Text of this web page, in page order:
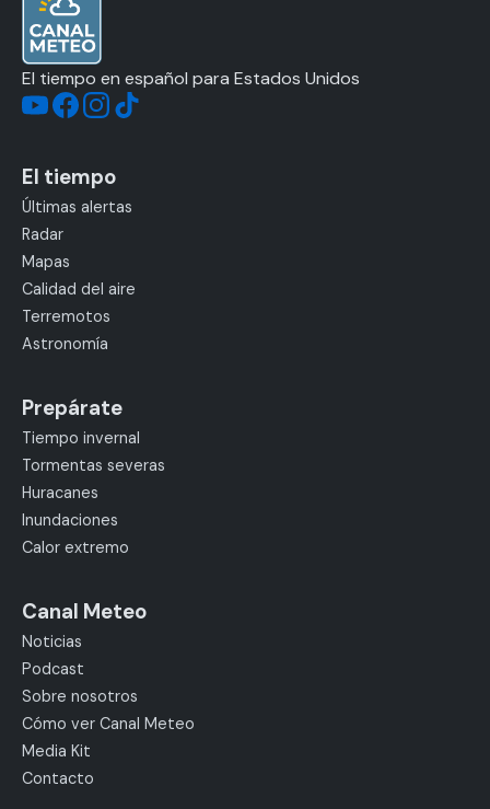
El tiempo en español para Estados Unidos
El tiempo
Últimas alertas
Radar
Mapas
Calidad del aire
Terremotos
Astronomía
Prepárate
Tiempo invernal
Tormentas severas
Huracanes
Inundaciones
Calor extremo
Canal Meteo
Noticias
Podcast
Sobre nosotros
Cómo ver Canal Meteo
Media Kit
Contacto